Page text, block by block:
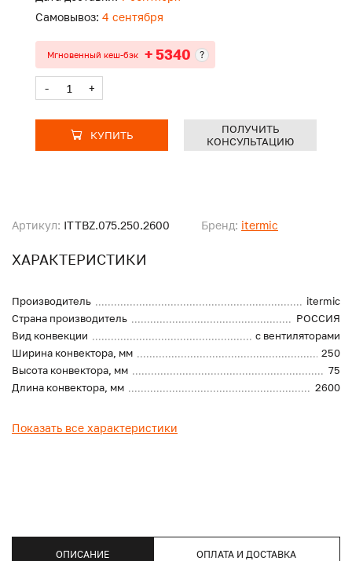
Артикул: ITTBZ.075.250.2600 Бренд: itermic
ХАРАКТЕРИСТИКИ
Производитель
itermic
Страна производитель
РОССИЯ
Вид конвекции
с вентиляторами
Ширина конвектора, мм
250
Высота конвектора, мм
75
Длина конвектора, мм
2600
Показать все характеристики
Самовывоз: 4 сентября
Мгновенный кеш-бэк + 5340 ?
- +
КУПИТЬ
ПОЛУЧИТЬ
КОНСУЛЬТАЦИЮ
ОПИСАНИЕ ОПЛАТА И ДОСТАВКА